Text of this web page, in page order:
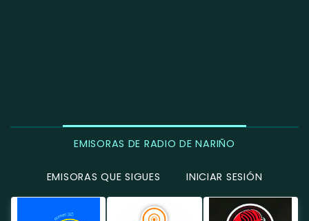
EMISORAS DE RADIO DE NARIÑO
EMISORAS QUE SIGUES INICIAR SESIÓN